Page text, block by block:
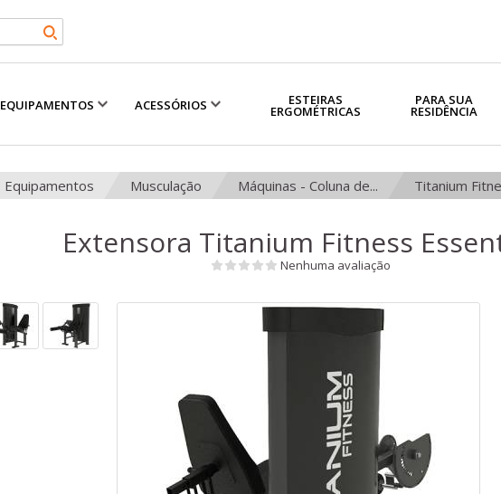
EQUIPAMENTOS ACESSÓRIOS ESTEIRAS
ERGOMÉTRICAS
PARA SUA
RESIDÊNCIA
Equipamentos Musculação Máquinas - Coluna de... Titanium
Extensora Titanium Fitness
Nenhuma avaliação